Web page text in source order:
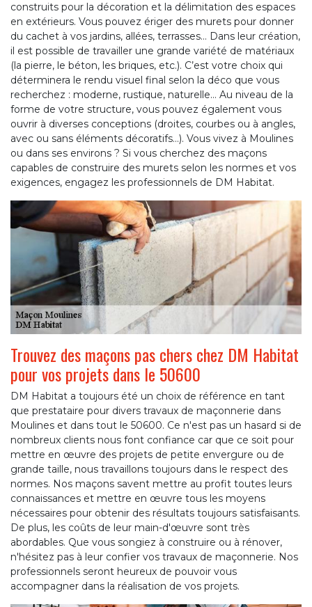
construits pour la décoration et la délimitation des espaces
en extérieurs. Vous pouvez ériger des murets pour donner
du cachet à vos jardins, allées, terrasses… Dans leur création,
il est possible de travailler une grande variété de matériaux
(la pierre, le béton, les briques, etc.). C’est votre choix qui
déterminera le rendu visuel final selon la déco que vous
recherchez : moderne, rustique, naturelle… Au niveau de la
forme de votre structure, vous pouvez également vous
ouvrir à diverses conceptions (droites, courbes ou à angles,
avec ou sans éléments décoratifs…). Vous vivez à Moulines
ou dans ses environs ? Si vous cherchez des maçons
capables de construire des murets selon les normes et vos
exigences, engagez les professionnels de DM Habitat.
Trouvez des maçons pas chers chez DM Habitat
pour vos projets dans le 50600
DM Habitat a toujours été un choix de référence en tant
que prestataire pour divers travaux de maçonnerie dans
Moulines et dans tout le 50600. Ce n'est pas un hasard si de
nombreux clients nous font confiance car que ce soit pour
mettre en œuvre des projets de petite envergure ou de
grande taille, nous travaillons toujours dans le respect des
normes. Nos maçons savent mettre au profit toutes leurs
connaissances et mettre en œuvre tous les moyens
nécessaires pour obtenir des résultats toujours satisfaisants.
De plus, les coûts de leur main-d'œuvre sont très
abordables. Que vous songiez à construire ou à rénover,
n'hésitez pas à leur confier vos travaux de maçonnerie. Nos
professionnels seront heureux de pouvoir vous
accompagner dans la réalisation de vos projets.